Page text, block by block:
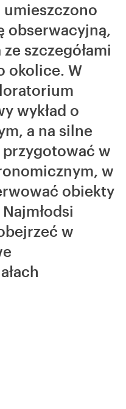
obserwacyjną,
szczegółami
okolice. W
wykład o
a na silne
w
w
obiekty
w